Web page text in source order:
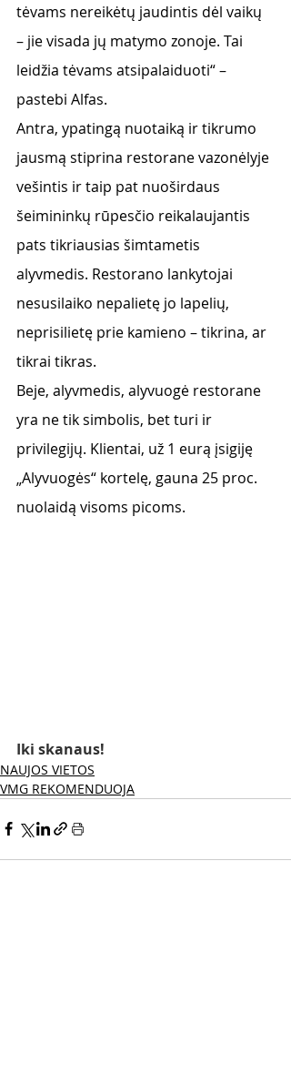
tėvams nereikėtų jaudintis dėl vaikų
– jie visada jų matymo zonoje. Tai
leidžia tėvams atsipalaiduoti“ –
pastebi Alfas.
Antra, ypatingą nuotaiką ir tikrumo
jausmą stiprina restorane vazonėlyje
vešintis ir taip pat nuoširdaus
šeimininkų rūpesčio reikalaujantis
pats tikriausias šimtametis
alyvmedis. Restorano lankytojai
nesusilaiko nepalietę jo lapelių,
neprisilietę prie kamieno – tikrina, ar
tikrai tikras.
Beje, alyvmedis, alyvuogė restorane
yra ne tik simbolis, bet turi ir
privilegijų. Klientai, už 1 eurą įsigiję
„Alyvuogės“ kortelę, gauna 25 proc.
nuolaidą visoms picoms.
Iki skanaus!
NAUJOS VIETOS
VMG REKOMENDUOJA